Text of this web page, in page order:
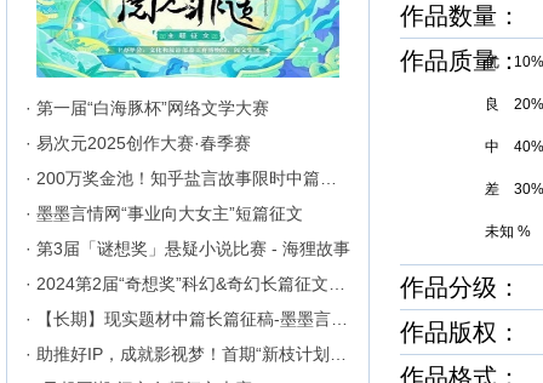
· 第一届“白海豚杯”网络文学大赛
· 易次元2025创作大赛·春季赛
· 墨墨言情网“事业向大女主”短篇征文
· 第3届「谜想奖」悬疑小说比赛 - 海狸故事
作品数量
作品质量优 10%
良 20%
中 40%
差 30%
未知 %
作品分级：
作品版权：
作品格式：